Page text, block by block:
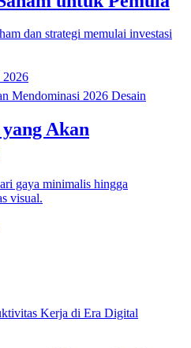
dan strategi memulai investasi
2026
Desain
Akan
gaya minimalis hingga
visual.